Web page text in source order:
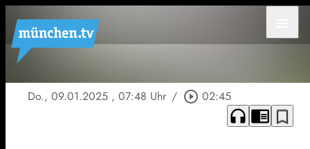
Do., 09.01.2025 , 07:48 Uhr / play_circle_outline 02:45
headphones chrome_reader_mode bookmark_border